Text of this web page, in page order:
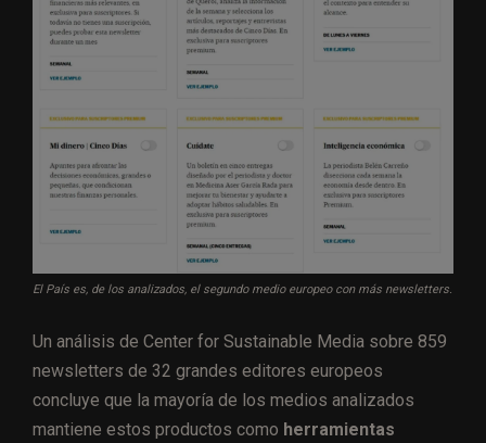
El País es, de los analizados, el segundo medio europeo con más newsletters.
Un análisis de Center for Sustainable Media sobre 859
newsletters de 32 grandes editores europeos
concluye que la mayoría de los medios analizados
mantiene estos productos como herramientas